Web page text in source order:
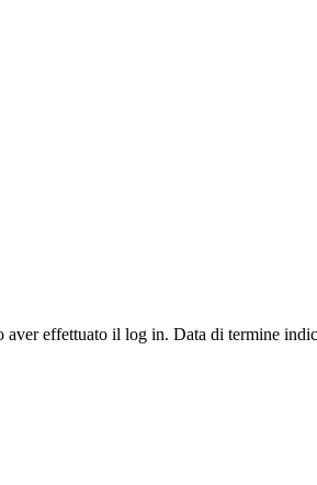
aver effettuato il log in. Data di termine